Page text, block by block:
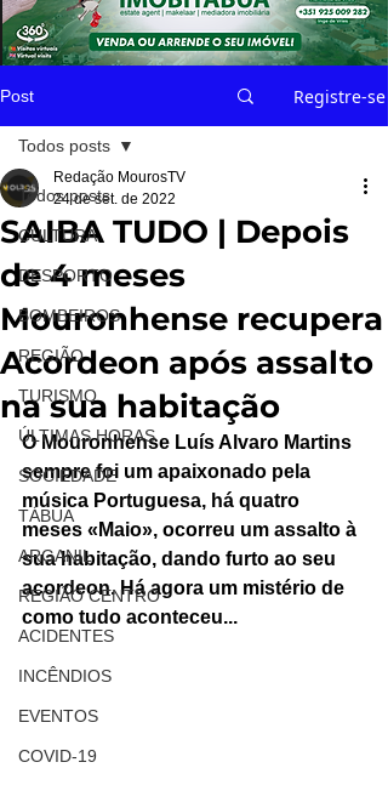
Post Registre-se
Todos posts
CULTURA
DESPORTO
BOMBEIROS
REGIÃO
TURISMO
ÚLTIMAS HORAS
SOCIEDADE
TÁBUA
ARGANIL
REGIÃO CENTRO
ACIDENTES
INCÊNDIOS
EVENTOS
COVID-19
Todos posts
SAIBA TUDO | Depois
de 4 meses
Mouronhense recupera
Acordeon após assalto
na sua habitação
Redação MourosTV
24 de set. de 2022
O Mouronhense Luís Alvaro Martins
sempre foi um apaixonado pela
música Portuguesa, há quatro
meses «Maio», ocorreu um assalto à
sua habitação, dando furto ao seu
acordeon. Há agora um mistério de
como tudo aconteceu...